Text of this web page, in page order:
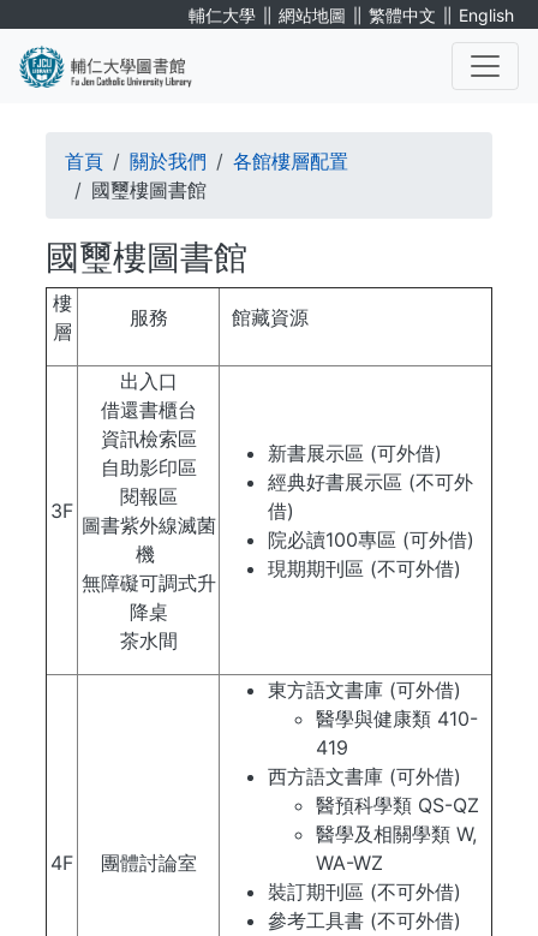
輔仁大學 ∥ 網站地圖 ∥ 繁體中文 ∥ English
導
航
連
結
首頁 關於我們
各館樓層配置
國璽樓圖書館
國璽樓圖書館
樓
層
服務 館藏資源
3F
出入口
借還書櫃台
資訊檢索區
自助影印區
閱報區
圖書紫外線滅菌
機
無障礙可調式升
降桌
茶水間
新書展示區 (可外借)
經典好書展示區 (不可外
借)
院必讀100專區 (可外借)
現期期刊區 (不可外借)
4F 團體討論室
東方語文書庫 (可外借)
醫學與健康類 410-
419
西方語文書庫 (可外借)
醫預科學類 QS-QZ
醫學及相關學類 W,
WA-WZ
裝訂期刊區 (不可外借)
參考工具書 (不可外借)